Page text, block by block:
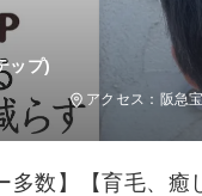
ップ)
アクセス：阪急
多数】【育毛、